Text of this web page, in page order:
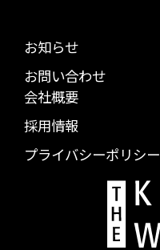
お知らせ
お問い合わせ
会社概要
採用情報
プライバシーポリシー